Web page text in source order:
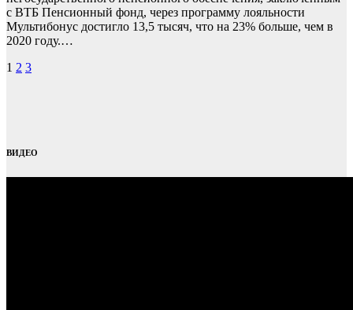
с ВТБ Пенсионный фонд, через программу лояльности
Мультибонус достигло 13,5 тысяч, что на 23% больше, чем в
2020 году.…
Пагинация
1 2 3
ВИДЕО